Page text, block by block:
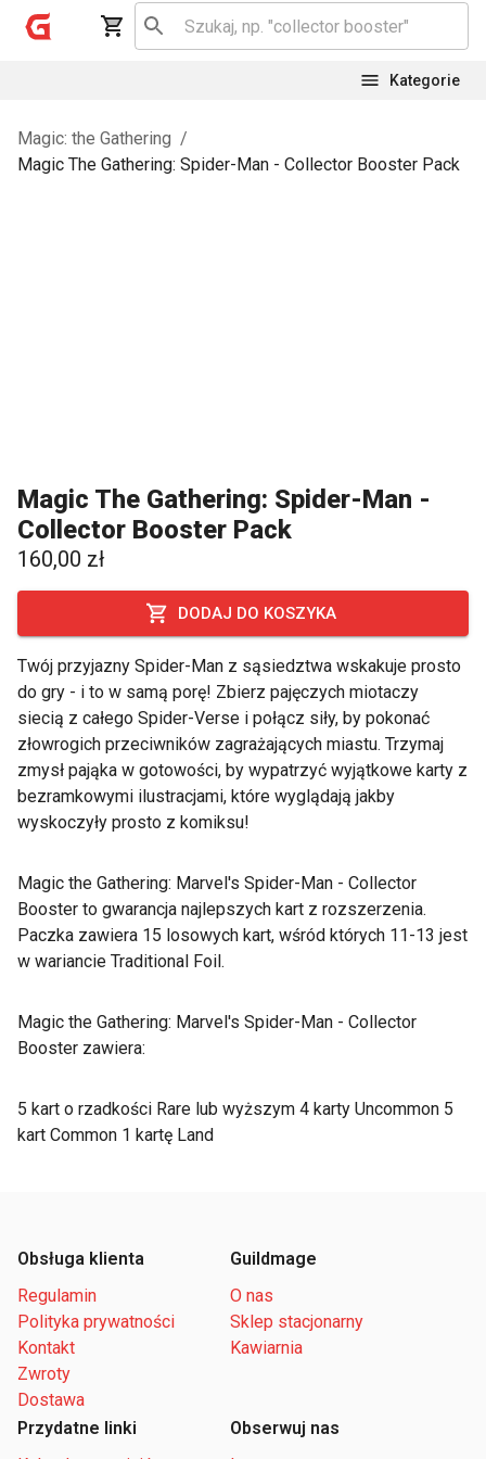
Kategorie
Magic: the Gathering /
Magic The Gathering: Spider-Man - Collector Booster Pack
Magic The Gathering: Spider-Man -
Collector Booster Pack
160,00 zł
DODAJ DO KOSZYKA
Twój przyjazny Spider-Man z sąsiedztwa wskakuje prosto
do gry - i to w samą porę! Zbierz pajęczych miotaczy
siecią z całego Spider-Verse i połącz siły, by pokonać
złowrogich przeciwników zagrażających miastu. Trzymaj
zmysł pająka w gotowości, by wypatrzyć wyjątkowe karty z
bezramkowymi ilustracjami, które wyglądają jakby
wyskoczyły prosto z komiksu!
Magic the Gathering: Marvel's Spider-Man - Collector
Booster to gwarancja najlepszych kart z rozszerzenia.
Paczka zawiera 15 losowych kart, wśród których 11-13 jest
w wariancie Traditional Foil.
Magic the Gathering: Marvel's Spider-Man - Collector
Booster zawiera:
5 kart o rzadkości Rare lub wyższym 4 karty Uncommon 5
kart Common 1 kartę Land
Obsługa klienta
Regulamin
Polityka prywatności
Kontakt
Zwroty
Dostawa
Guildmage
O nas
Sklep stacjonarny
Kawiarnia
Przydatne linki
Obserwuj nas